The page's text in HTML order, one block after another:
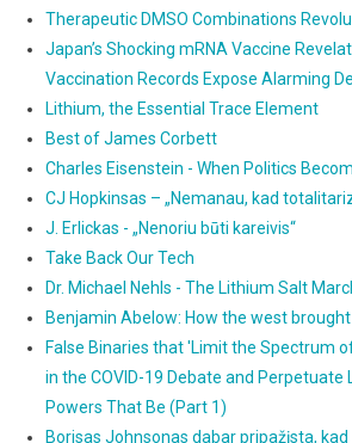
Therapeutic DMSO Combinations
Japan’s Shocking mRNA Vaccine
Vaccination Records Expose Alarming
Lithium, the Essential Trace Element
Best of James Corbett
Charles Eisenstein - When Politics
CJ Hopkinsas – „Nemanau, kad
J. Erlickas - „Nenoriu būti kareivis“
Take Back Our Tech
Dr. Michael Nehls - The Lithium Salt
Benjamin Abelow: How the west
False Binaries that 'Limit the Spectrum
in the COVID-19 Debate and Perpetuate
Powers That Be (Part 1)
Borisas Johnsonas dabar pripažįsta, kad